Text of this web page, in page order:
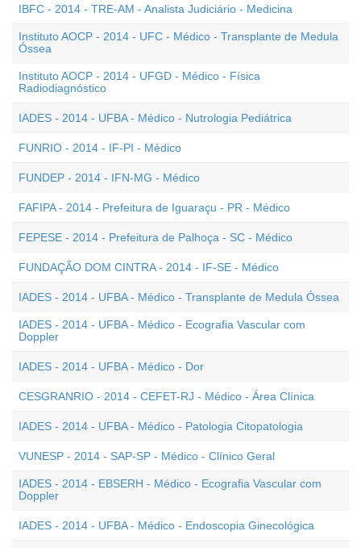
IBFC - 2014 - TRE-AM - Analista Judiciário - Medicina
Instituto AOCP - 2014 - UFC - Médico - Transplante de Medula
Óssea
Instituto AOCP - 2014 - UFGD - Médico - Física
Radiodiagnóstico
IADES - 2014 - UFBA - Médico - Nutrologia Pediátrica
FUNRIO - 2014 - IF-PI - Médico
FUNDEP - 2014 - IFN-MG - Médico
FAFIPA - 2014 - Prefeitura de Iguaraçu - PR - Médico
FEPESE - 2014 - Prefeitura de Palhoça - SC - Médico
FUNDAÇÃO DOM CINTRA - 2014 - IF-SE - Médico
IADES - 2014 - UFBA - Médico - Transplante de Medula Óssea
IADES - 2014 - UFBA - Médico - Ecografia Vascular com
Doppler
IADES - 2014 - UFBA - Médico - Dor
CESGRANRIO - 2014 - CEFET-RJ - Médico - Área Clínica
IADES - 2014 - UFBA - Médico - Patologia Citopatologia
VUNESP - 2014 - SAP-SP - Médico - Clínico Geral
IADES - 2014 - EBSERH - Médico - Ecografia Vascular com
Doppler
IADES - 2014 - UFBA - Médico - Endoscopia Ginecológica